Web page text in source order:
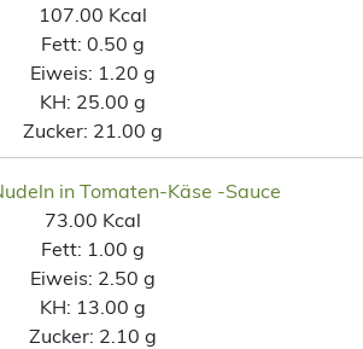
107.00 Kcal
Fett: 0.50 g
Eiweis: 1.20 g
KH: 25.00 g
Zucker: 21.00 g
in Tomaten-Käse -Sauce
73.00 Kcal
Fett: 1.00 g
Eiweis: 2.50 g
KH: 13.00 g
Zucker: 2.10 g